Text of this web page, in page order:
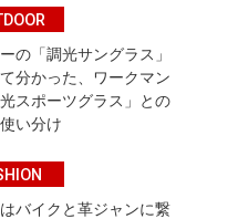
の「調光サングラス」
分かった、ワークマン
スポーツグラス」との
い分け
バイクと革ジャンに繋